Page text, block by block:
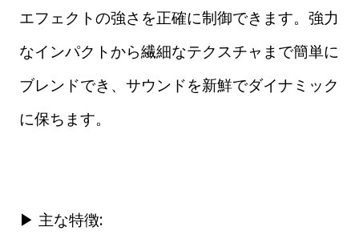
エフェクトの強さを正確に制御できます。強力
なインパクトから繊細なテクスチャまで簡単に
ブレンドでき、サウンドを新鮮でダイナミック
に保ちます。
▶ 主な特徴: